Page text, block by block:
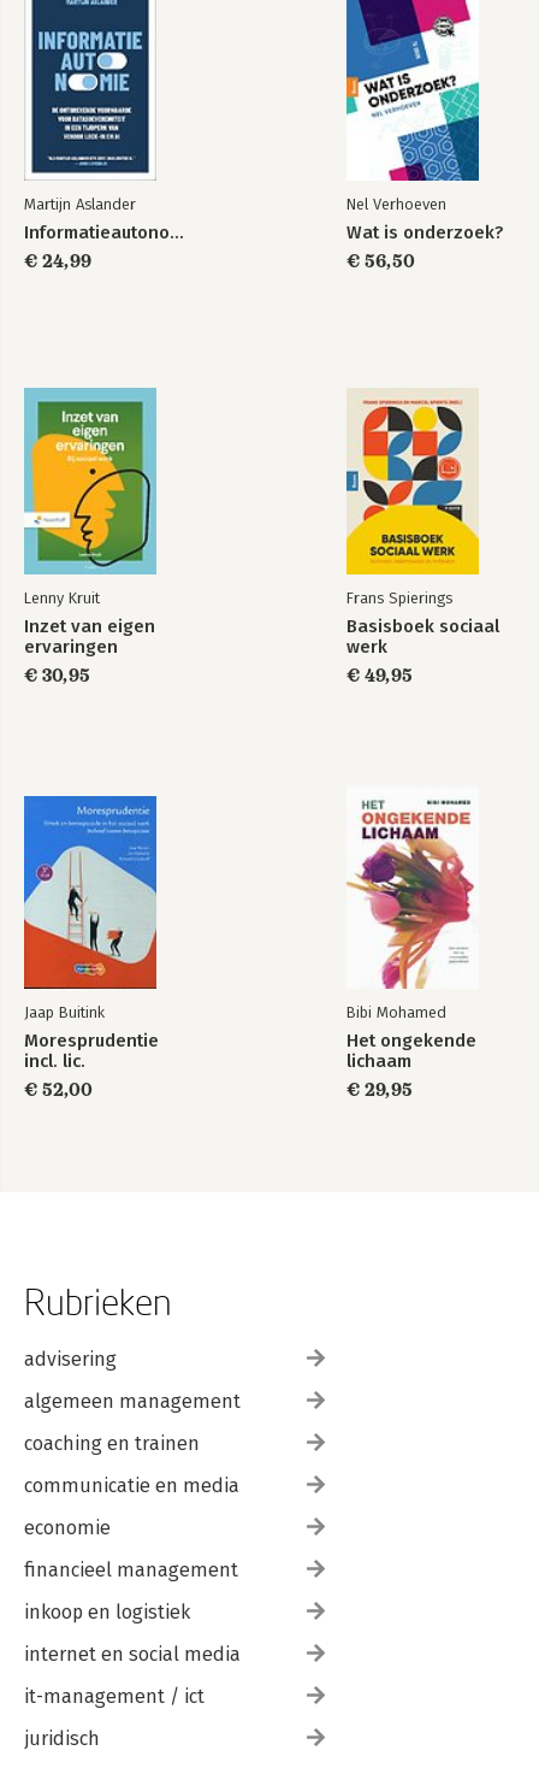
Perspectieven op
ouder worden en
de sociaal
professional
Bekijk alle boeken
Martijn Aslander
Informatieautonomie
€ 24,99
Nel Verhoeven
Wat is onderzoek?
€ 56,50
Lenny Kruit
Inzet van eigen
ervaringen
€ 30,95
Frans Spierings
Basisboek sociaal
werk
€ 49,95
Jaap Buitink
Moresprudentie
incl. lic.
€ 52,00
Bibi Mohamed
Het ongekende
lichaam
€ 29,95
Rubrieken
advisering
algemeen management
coaching en trainen
communicatie en media
economie
financieel management
inkoop en logistiek
internet en social media
it-management / ict
juridisch